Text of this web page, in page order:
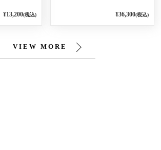
¥13,200(税込) ¥36,300(税込)
VIEW MORE